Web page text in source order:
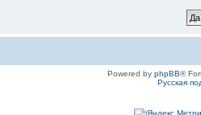
Powered by phpBB®
Русская